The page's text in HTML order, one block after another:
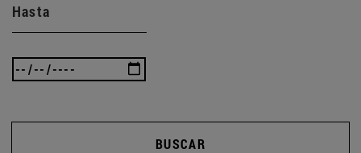
Hasta
BUSCAR